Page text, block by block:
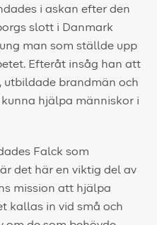
i askan efter den
slott i Danmark
man som ställde upp
Efteråt insåg han att
utbildade brandmän och
hjälpa människor i
Falck som
det här en viktig del av
mission att hjälpa
kallas in vid små och